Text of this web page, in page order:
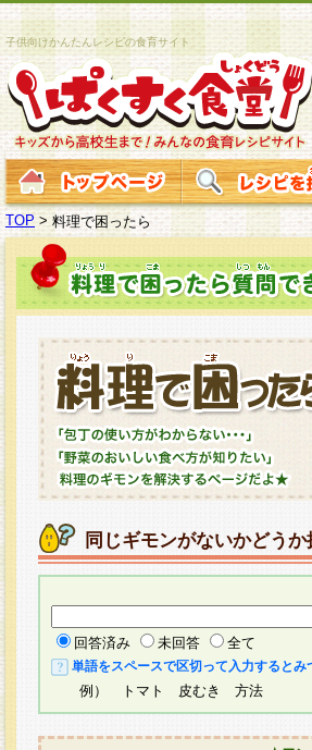
子供向けかんたんレシピの食育サイト
TOP >料理で困ったら
同じギモンがないかどうか
回答済み 未回答 全て
単語をスペースで区切って入力するとみ
例） トマト 皮むき 方法